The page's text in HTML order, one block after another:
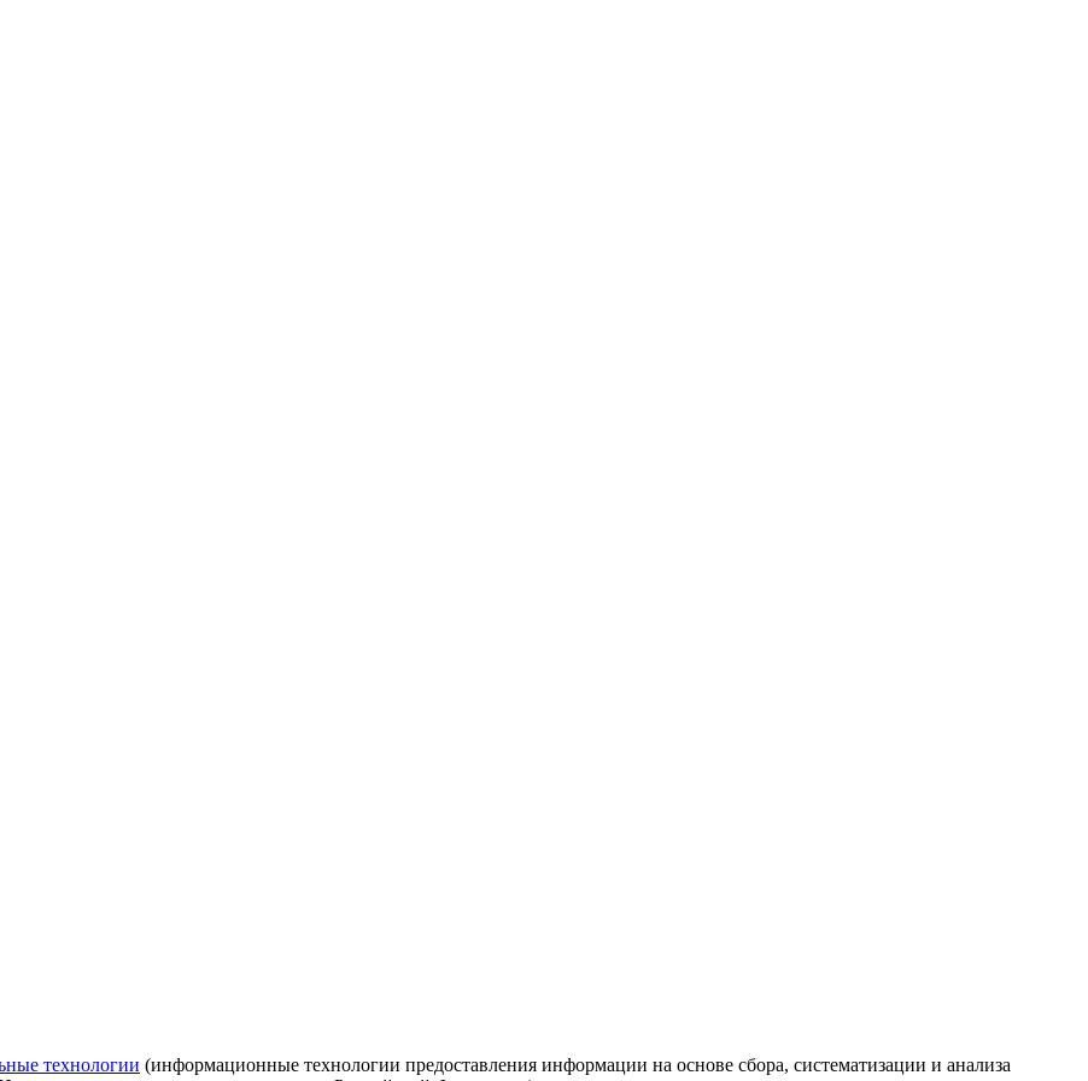
технологии (информационные технологии предоставления информации на основе сбора, систематизации и анализа